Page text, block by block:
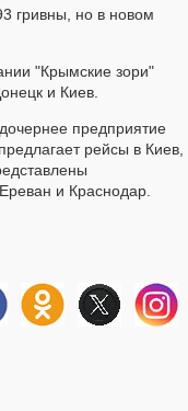
гривны, но в новом
"Крымские зори"
и Киев.
предприятие
рейсы в Киев,
и Краснодар.